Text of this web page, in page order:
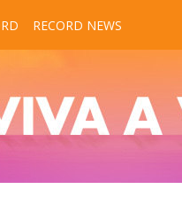
RECORD NEWS